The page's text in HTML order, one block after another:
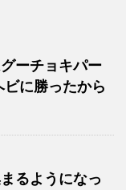
ーチョキパー
に勝ったから
るようになっ